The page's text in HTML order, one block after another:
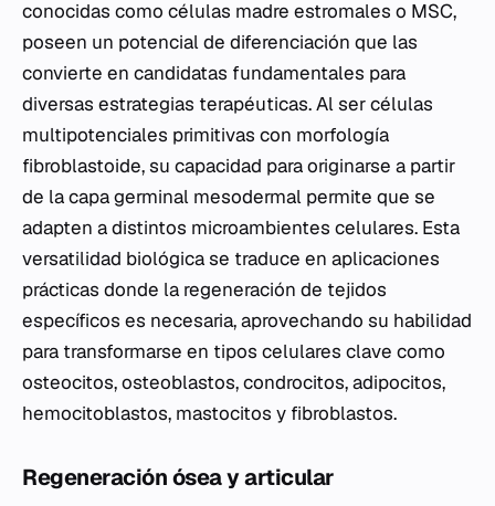
conocidas como células madre estromales o MSC,
poseen un potencial de diferenciación que las
convierte en candidatas fundamentales para
diversas estrategias terapéuticas. Al ser células
multipotenciales primitivas con morfología
fibroblastoide, su capacidad para originarse a partir
de la capa germinal mesodermal permite que se
adapten a distintos microambientes celulares. Esta
versatilidad biológica se traduce en aplicaciones
prácticas donde la regeneración de tejidos
específicos es necesaria, aprovechando su habilidad
para transformarse en tipos celulares clave como
osteocitos, osteoblastos, condrocitos, adipocitos,
hemocitoblastos, mastocitos y fibroblastos.
Regeneración ósea y articular